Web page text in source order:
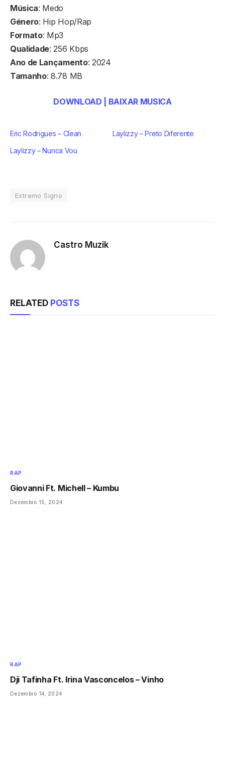
Música: Medo
Género: Hip Hop/Rap
Formato: Mp3
Qualidade: 256 Kbps
Ano de Lançamento: 2024
Tamanho: 8.78 MB
DOWNLOAD | BAIXAR MUSICA
Eric Rodrigues – Clean
Laylizzy – Preto Diferente
Laylizzy – Nunca Vou
Extremo Signo
Castro Muzik
RELATED POSTS
RAP
Giovanni Ft. Michell – Kumbu
Dezembro 15, 2024
RAP
Dji Tafinha Ft. Irina Vasconcelos – Vinho
Dezembro 14, 2024